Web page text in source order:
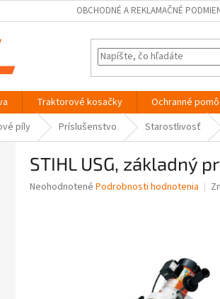
OBCHODNÉ A REKLAMAČNÉ
Traktorové kosačky Ochranné
píly Príslušenstvo Starostlivosť
STIHL USG, základný
Priemerné
Neohodnotené Podrobnosti hodnotenia